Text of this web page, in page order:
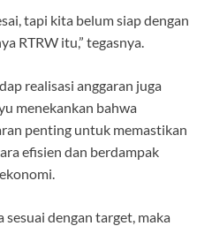
tapi kita belum siap dengan
RTRW itu,” tegasnya.
realisasi anggaran juga
menekankan bahwa
penting untuk memastikan
efisien dan berdampak
sesuai dengan target, maka